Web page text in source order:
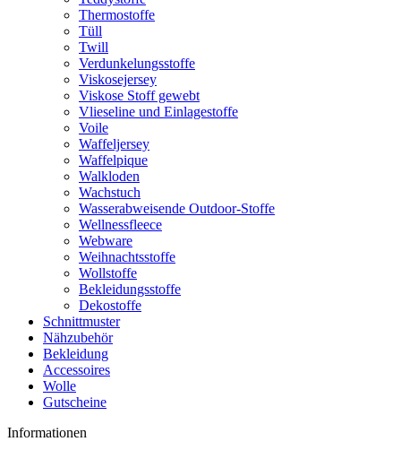
Thermostoffe
Tüll
Twill
Verdunkelungsstoffe
Viskosejersey
Viskose Stoff gewebt
Vlieseline und Einlagestoffe
Voile
Waffeljersey
Waffelpique
Walkloden
Wachstuch
Wasserabweisende Outdoor-Stoffe
Wellnessfleece
Webware
Weihnachtsstoffe
Wollstoffe
Bekleidungsstoffe
Dekostoffe
Schnittmuster
Nähzubehör
Bekleidung
Accessoires
Wolle
Gutscheine
Informationen